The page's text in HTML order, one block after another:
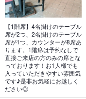
【1階席】4名掛けのテーブル
席が2つ、2名掛けのテーブル
席が1つ、カウンターが8席あ
ります。1階席は予約なしで
直接ご来店の方のみの席とな
っております！お1人様でも
入っていただきやすい雰囲気
です♪是非お気軽にお越しく
ださい◎